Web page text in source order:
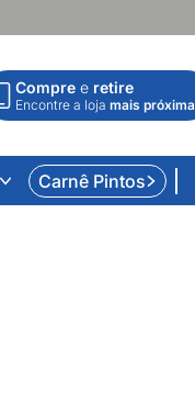
Compre e retire
Encontre a loja mais próxima
Carnê Pintos